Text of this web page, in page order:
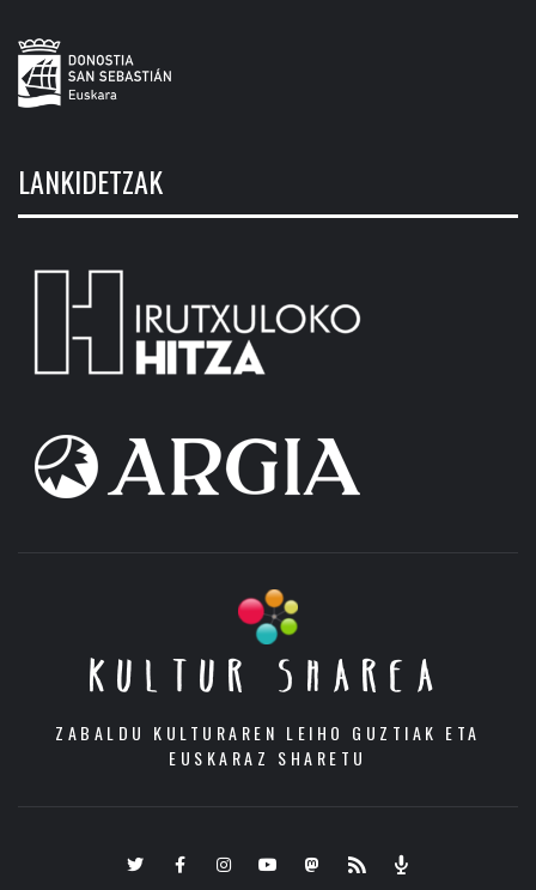
LANKIDETZAK
KULTUR SHAREA
ZABALDU KULTURAREN LEIHO GUZTIAK ETA
EUSKARAZ SHARETU
TwitterFacebookInstagramYoutubeMastodon.eus
RSS Podcast